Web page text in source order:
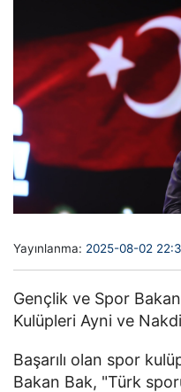
Yayınlanma: 2025-08-02
Gençlik ve Spor
Kulüpleri Ayni ve
Başarılı olan spor
Bakan Bak, "Türk